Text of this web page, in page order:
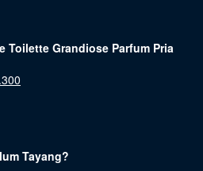
Toilette Grandiose Parfum Pria
Tayang?